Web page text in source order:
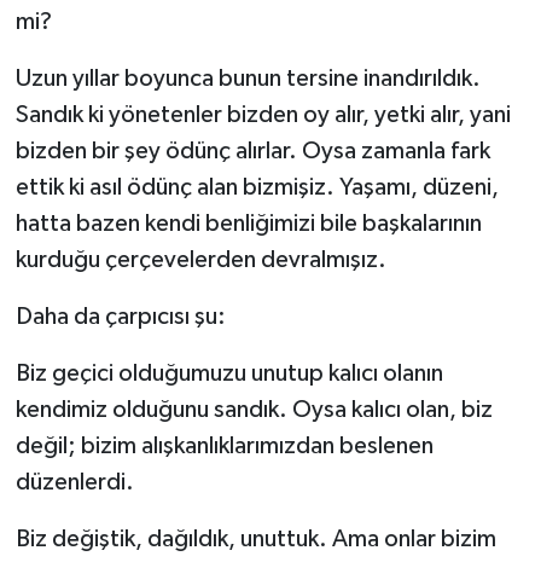
mi?
Uzun yıllar boyunca bunun tersine inandırıldık.
Sandık ki yönetenler bizden oy alır, yetki alır, yani
bizden bir şey ödünç alırlar. Oysa zamanla fark
ettik ki asıl ödünç alan bizmişiz. Yaşamı, düzeni,
hatta bazen kendi benliğimizi bile başkalarının
kurduğu çerçevelerden devralmışız.
Daha da çarpıcısı şu:
Biz geçici olduğumuzu unutup kalıcı olanın
kendimiz olduğunu sandık. Oysa kalıcı olan, biz
değil; bizim alışkanlıklarımızdan beslenen
düzenlerdi.
Biz değiştik, dağıldık, unuttuk. Ama onlar bizim
Laçin
Mecitözü
Oğuzlar
Ortaköy
Osmancık
Sungurlu
Uğurludağ